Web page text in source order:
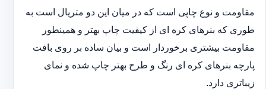
مقاومت و نوع چاپی است که در میان این دو متریال است به
طوری که بنرهای کره ای از کیفیت چاپ بهتر و همینطور
مقاومت بیشتری برخوردار است و بیان ساده بر روی بافت
پارچه بنرهای کره ای رنگ و طرح بهتر چاپ شده و نمای
زیباتری دارد.